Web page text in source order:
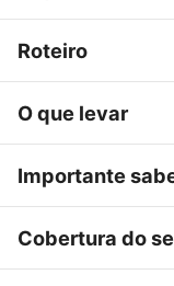
Roteiro
O que levar
Importante
Cobertura do